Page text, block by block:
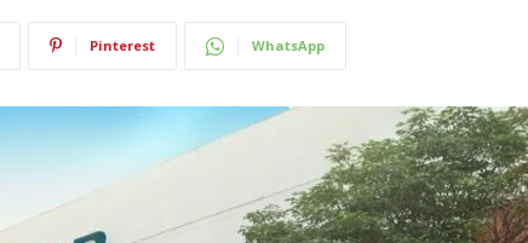
Pinterest WhatsApp